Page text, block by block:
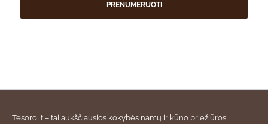
PRENUMERUOTI
Tesoro.lt – tai aukščiausios kokybės namų ir kūno priežiūros